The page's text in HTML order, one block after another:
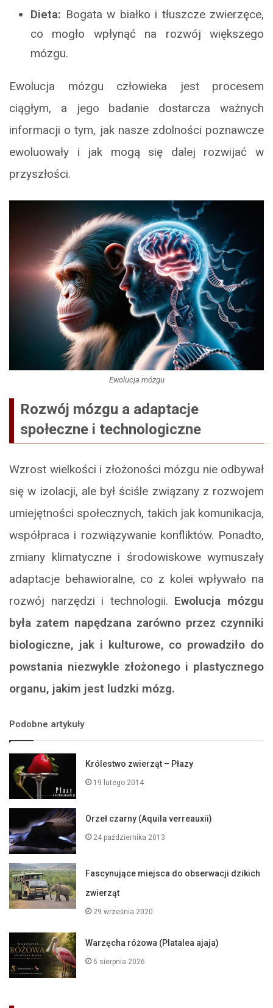
Dieta: Bogata w białko i tłuszcze zwierzęce,
co mogło wpłynąć na rozwój większego
mózgu.
Ewolucja mózgu człowieka jest procesem
ciągłym, a jego badanie dostarcza ważnych
informacji o tym, jak nasze zdolności poznawcze
ewoluowały i jak mogą się dalej rozwijać w
przyszłości.
Ewolucja mózgu
Rozwój mózgu a adaptacje
społeczne i technologiczne
Wzrost wielkości i złożoności mózgu nie odbywał
się w izolacji, ale był ściśle związany z rozwojem
umiejętności społecznych, takich jak komunikacja,
współpraca i rozwiązywanie konfliktów. Ponadto,
zmiany klimatyczne i środowiskowe wymuszały
adaptacje behawioralne, co z kolei wpływało na
rozwój narzędzi i technologii. Ewolucja mózgu
była zatem napędzana zarówno przez czynniki
biologiczne, jak i kulturowe, co prowadziło do
powstania niezwykle złożonego i plastycznego
organu, jakim jest ludzki mózg.
Podobne artykuły
Królestwo zwierząt – Płazy
19 lutego 2014
Orzeł czarny (Aquila verreauxii)
24 października 2013
Fascynujące miejsca do obserwacji dzikich
zwierząt
29 września 2020
Warzęcha różowa (Platalea ajaja)
6 sierpnia 2026